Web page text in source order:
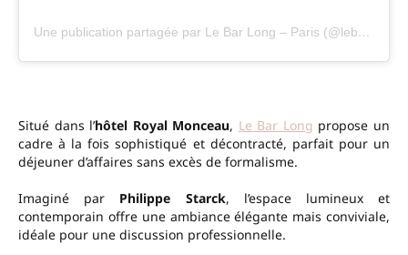
Une publication partagée par Le Bar Long – Paris (@lebarlong)
Situé dans l’hôtel Royal Monceau, Le Bar Long propose un
cadre à la fois sophistiqué et décontracté, parfait pour un
déjeuner d’affaires sans excès de formalisme.
Imaginé par Philippe Starck, l’espace lumineux et
contemporain offre une ambiance élégante mais conviviale,
idéale pour une discussion professionnelle.